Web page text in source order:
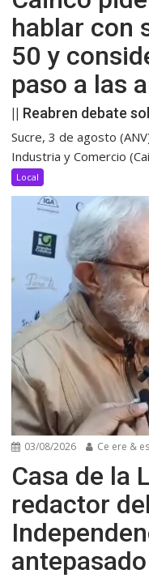
hablar con
50 y
paso a las
|| Reabren debate
Sucre, 3 de agosto
Industria y Comercio
Local
03/08/2026 Ce ere &
Casa de la
redactor